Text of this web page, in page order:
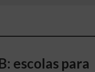
escolas para